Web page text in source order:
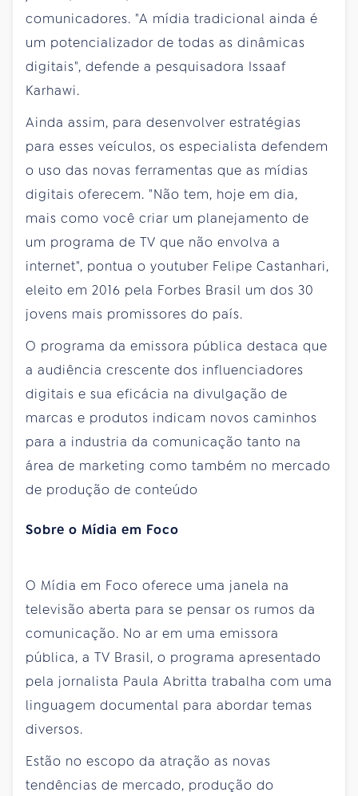
comunicadores. "A mídia tradicional ainda é
um potencializador de todas as dinâmicas
digitais", defende a pesquisadora Issaaf
Karhawi.
Ainda assim, para desenvolver estratégias
para esses veículos, os especialista defendem
o uso das novas ferramentas que as mídias
digitais oferecem. "Não tem, hoje em dia,
mais como você criar um planejamento de
um programa de TV que não envolva a
internet", pontua o youtuber Felipe Castanhari,
eleito em 2016 pela Forbes Brasil um dos 30
jovens mais promissores do país.
O programa da emissora pública destaca que
a audiência crescente dos influenciadores
digitais e sua eficácia na divulgação de
marcas e produtos indicam novos caminhos
para a industria da comunicação tanto na
área de marketing como também no mercado
de produção de conteúdo
Sobre o Mídia em Foco
O Mídia em Foco oferece uma janela na
televisão aberta para se pensar os rumos da
comunicação. No ar em uma emissora
pública, a TV Brasil, o programa apresentado
pela jornalista Paula Abritta trabalha com uma
linguagem documental para abordar temas
diversos.
Estão no escopo da atração as novas
tendências de mercado, produção do